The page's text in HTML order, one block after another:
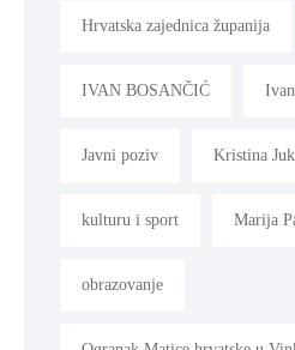
Hrvatska zajednica županija
IVAN BOSANČIĆ
Javni poziv Kristina
kulturu i sport Marija
obrazovanje